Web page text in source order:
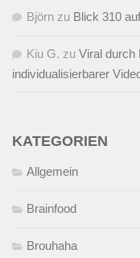
Björn zu Blick 310
Kiu G. zu Viral durch
individualisierbarer
KATEGORIEN
Allgemein
Brainfood
Brouhaha